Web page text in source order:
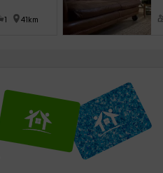
1 41km